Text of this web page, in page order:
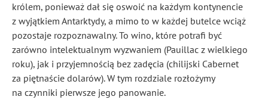
królem, ponieważ dał się oswoić na każdym kontynencie
z wyjątkiem Antarktydy, a mimo to w każdej butelce wciąż
pozostaje rozpoznawalny. To wino, które potrafi być
zarówno intelektualnym wyzwaniem (Pauillac z wielkiego
roku), jak i przyjemnością bez zadęcia (chilijski Cabernet
za piętnaście dolarów). W tym rozdziale rozłożymy
na czynniki pierwsze jego panowanie.